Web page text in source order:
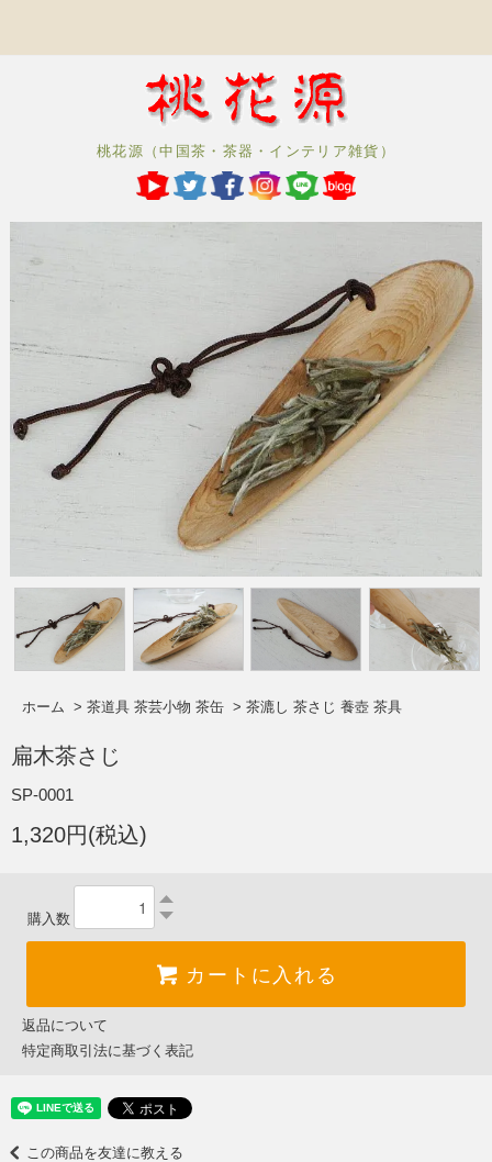
桃花源（中国茶・茶器・インテリア雑貨）
ホーム > 茶道具 茶芸小物 茶缶 > 茶漉し 茶さじ 養壺 茶具
扁木茶さじ
SP-0001
1,320円(税込)
購入数
カートに入れる
返品について
特定商取引法に基づく表記
この商品を友達に教える